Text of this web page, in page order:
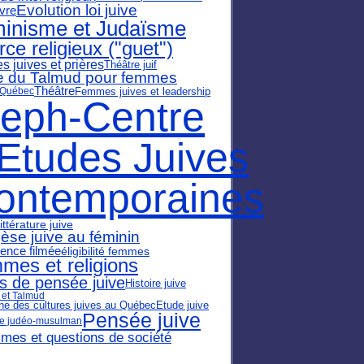
Evolution loi juive
et Judaïsme
religieux ("guet")
juives et prièresThéâtre juif
du Talmud pour femmes
ThéâtreFemmes juives et leadership
Centre
Juives
juive
juive au féminin
filméeéligibilité femmes
et religions
de pensée juiveHistoire juive
Talmud
des cultures juives au Québec Etude juive
judéo-musulman Pensée juive
et questions de société